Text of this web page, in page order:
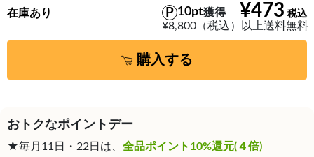
¥473
10pt獲得
¥8,800（税込）以上送料無料
在庫あり
購入する
おトクなポイントデー
★毎月11日・22日は、 全品ポイント10%還元(４倍)